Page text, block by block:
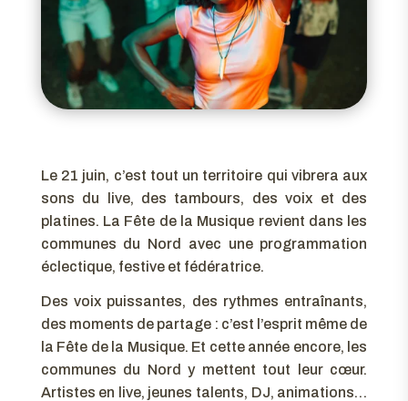
Le 21 juin, c’est tout un territoire qui vibrera aux
sons du live, des tambours, des voix et des
platines. La Fête de la Musique revient dans les
communes du Nord avec une programmation
éclectique, festive et fédératrice.
Des voix puissantes, des rythmes entraînants,
des moments de partage : c’est l’esprit même de
la Fête de la Musique. Et cette année encore, les
communes du Nord y mettent tout leur cœur.
Artistes en live, jeunes talents, DJ, animations…